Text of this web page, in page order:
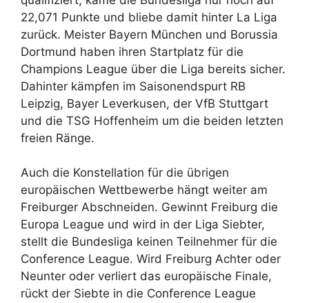
22,071 Punkte und bliebe damit hinter La Liga
zurück. Meister Bayern München und Borussia
Dortmund haben ihren Startplatz für die
Champions League über die Liga bereits sicher.
Dahinter kämpfen im Saisonendspurt RB
Leipzig, Bayer Leverkusen, der VfB Stuttgart
und die TSG Hoffenheim um die beiden letzten
freien Ränge.
Auch die Konstellation für die übrigen
europäischen Wettbewerbe hängt weiter am
Freiburger Abschneiden. Gewinnt Freiburg die
Europa League und wird in der Liga Siebter,
stellt die Bundesliga keinen Teilnehmer für die
Conference League. Wird Freiburg Achter oder
Neunter oder verliert das europäische Finale,
rückt der Siebte in die Conference League